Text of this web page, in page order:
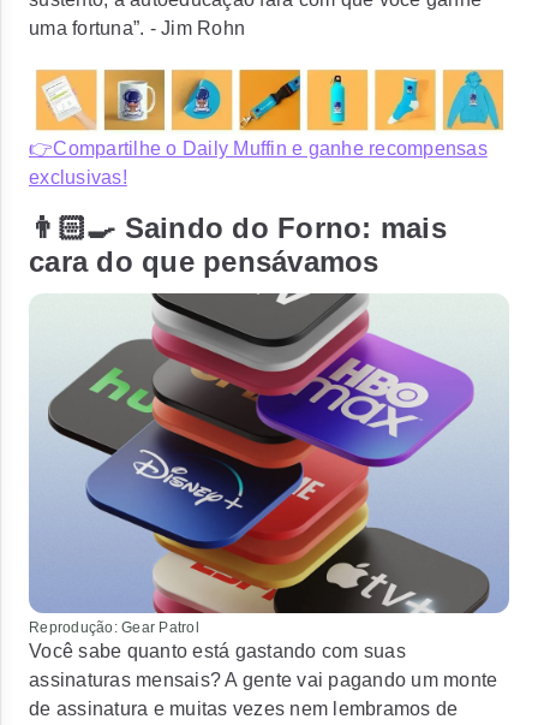
uma fortuna”. - Jim Rohn
👉Compartilhe o Daily Muffin e ganhe recompensas
exclusivas!
👨🏻‍🍳 Saindo do Forno: mais
cara do que pensávamos
Reprodução: Gear Patrol
Você sabe quanto está gastando com suas
assinaturas mensais? A gente vai pagando um monte
de assinatura e muitas vezes nem lembramos de